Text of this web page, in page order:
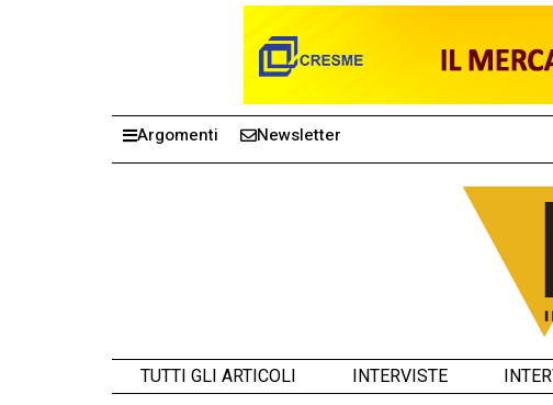
Argomenti Newsletter
TUTTI GLI ARTICOLI INTERVISTE